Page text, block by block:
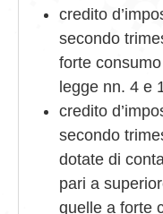
credito
secondo
forte
legge nn. 4 e
credito
secondo
dotate di
pari a
quelle a forte